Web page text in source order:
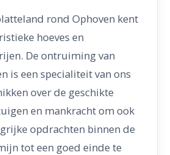
rond Ophoven kent
hoeves en
De ontruiming van
is een specialiteit van ons
over de geschikte
en mankracht om ook
opdrachten binnen de
tot een goed einde te